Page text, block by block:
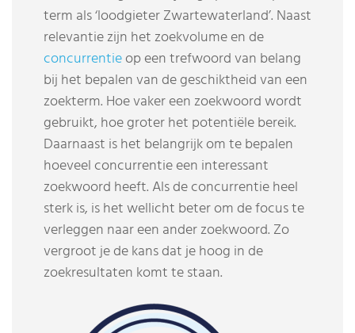
term als ‘loodgieter Zwartewaterland’. Naast
relevantie zijn het zoekvolume en de
concurrentieop een trefwoord van belang
bij het bepalen van de geschiktheid van een
zoekterm. Hoe vaker een zoekwoord wordt
gebruikt, hoe groter het potentiële bereik.
Daarnaast is het belangrijk om te bepalen
hoeveel concurrentie een interessant
zoekwoord heeft. Als de concurrentie heel
sterk is, is het wellicht beter om de focus te
verleggen naar een ander zoekwoord. Zo
vergroot je de kans dat je hoog in de
zoekresultaten komt te staan.